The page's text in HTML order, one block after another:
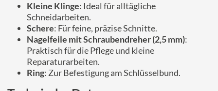
Kleine Klinge: Ideal für alltägliche
Schneidarbeiten.
Schere: Für feine, präzise Schnitte.
Nagelfeile mit Schraubendreher (2,5 mm):
Praktisch für die Pflege und kleine
Reparaturarbeiten.
Ring: Zur Befestigung am Schlüsselbund.